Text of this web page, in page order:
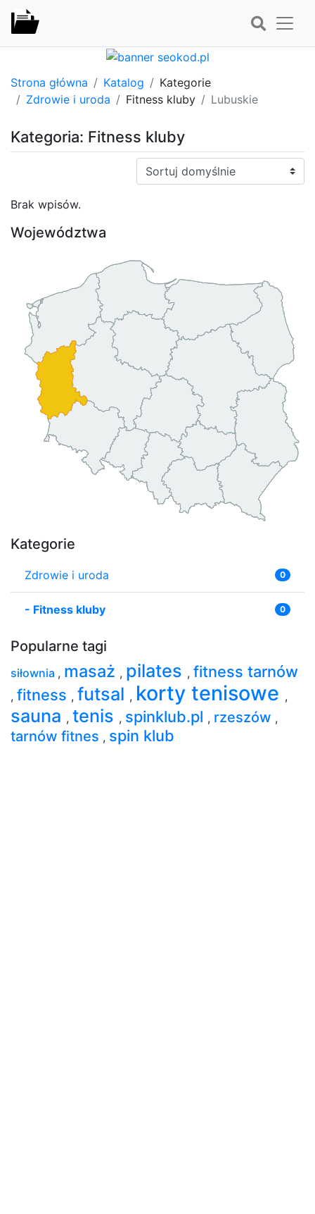
Strona główna Katalog
Kategorie
Zdrowie i uroda
Fitness kluby Lubuskie
Kategoria: Fitness kluby
Sortuj:
Brak wpisów.
Województwa
Kategorie
Zdrowie i uroda 0
- Fitness kluby 0
Popularne tagi
siłownia , masaż , pilates , fitness tarnów
, fitness , futsal , korty tenisowe ,
sauna , tenis , spinklub.pl , rzeszów ,
tarnów fitnes , spin klub